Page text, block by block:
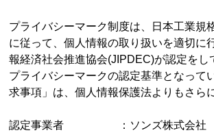
プライバシーマーク制度は、日本工業規
に従って、個人情報の取り扱いを適切に
報経済社会推進協会(JIPDEC)が認定をし
プライバシーマークの認定基準となって
求事項」は、個人情報保護法よりもさら
認定事業者 ：ソンズ株式会社